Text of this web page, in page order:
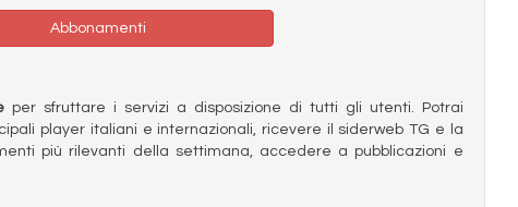
Abbonamenti
per sfruttare i servizi a disposizione di tutti gli utenti. Potrai
player italiani e internazionali, ricevere il siderweb TG e la
più rilevanti della settimana, accedere a pubblicazioni e